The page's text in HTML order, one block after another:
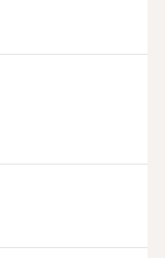
τραπεζική
πελατών μας
την